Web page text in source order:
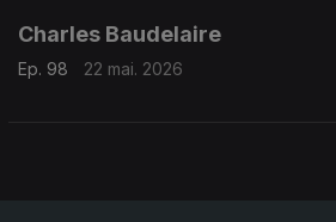
Charles Baudelaire
Ep. 98 22 mai. 2026